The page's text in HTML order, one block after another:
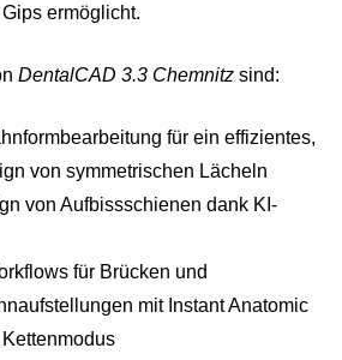
ermöglicht.
DentalCAD 3.3 Chemnitzsind:
für ein effizientes,
von symmetrischen Lächeln
von Aufbissschienen dank KI-
für Brücken und
mit Instant Anatomic